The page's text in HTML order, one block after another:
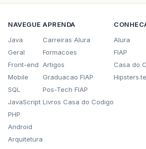
NAVEGUE
Java
Geral
Front-end
Mobile
SQL
JavaScript
PHP
Android
Arquitetura
APRENDA
Carreiras Alura
Formacoes
Artigos
Graduacao FIAP
Pos-Tech FIAP
Livros Casa do Codigo
Alura
FIAP
Casa do